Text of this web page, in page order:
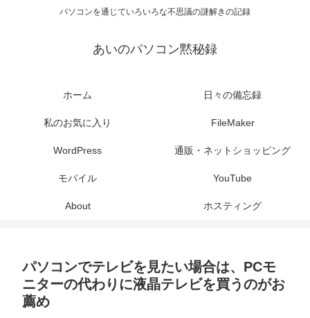
パソコンを通じていろいろな不思議の謎解きの記録
あいのパソコン黙秘録
ホーム 日々の備忘録
私のお気に入り FileMaker
WordPress 通販・ネットショッピング
モバイル YouTube
About ホスティング
パソコンでテレビを見たい場合は、PCモ
ニターの代わりに液晶テレビを買うのがお
薦め